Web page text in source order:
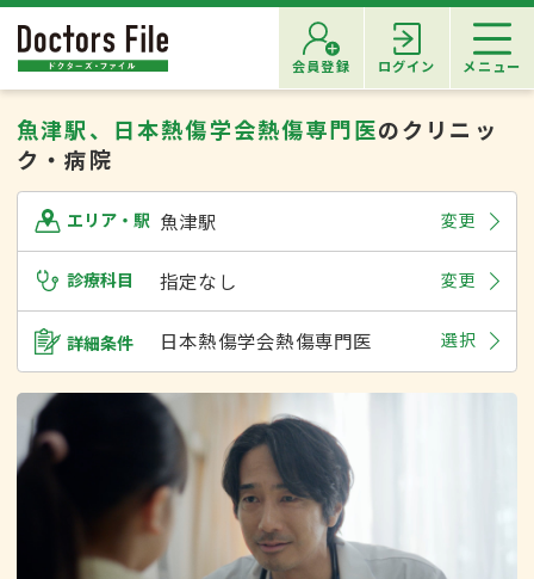
会員登録 ログイン メニュー
魚津駅、日本熱傷学会熱傷専門医のクリニッ
ク・病院
エリア・駅 魚津駅 変更
診療科目 指定なし 変更
詳細条件 日本熱傷学会熱傷専門医 選択